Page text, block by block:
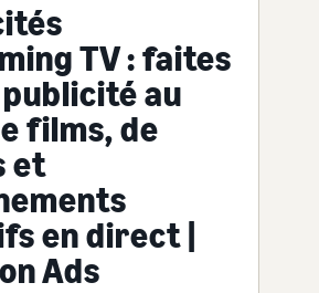
TV : faites
au
films, de
et
en direct |
Ads